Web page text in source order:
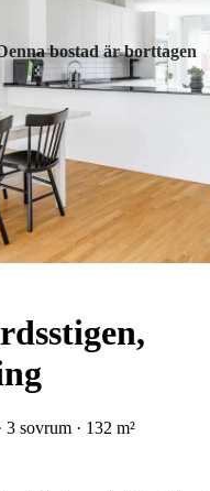
bostad är borttagen
3 sovrum · 132 m²